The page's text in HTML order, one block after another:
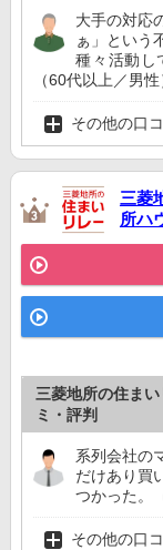
大手の対応
ぁ」という
種々活動し
（60代以上／男性
その他の口
三菱
所ハ
三菱地所の住ま
ミ・評判
系列会社の
だけあり買
つかった。
その他の口